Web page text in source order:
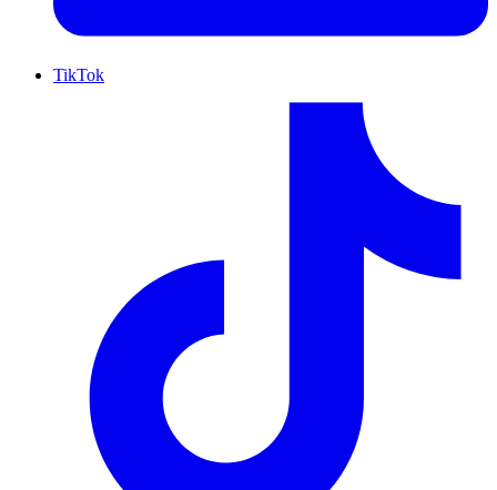
TikTok